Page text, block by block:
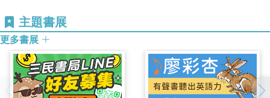
主題書展
更多書展